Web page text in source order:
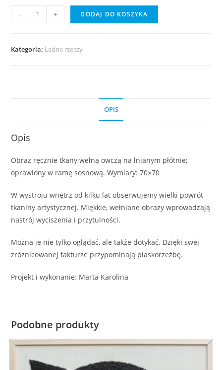
- + DODAJ DO KOSZYKA
Kategoria:Ładne rzeczy
OPIS
Opis
Obraz ręcznie tkany wełną owczą na lnianym płótnie;
oprawiony w ramę sosnową. Wymiary: 70×70
W wystroju wnętrz od kilku lat obserwujemy wielki powrót
tkaniny artystycznej. Miękkie, wełniane obrazy wprowadzają
nastrój wyciszenia i przytulności.
Można je nie tylko oglądać, ale także dotykać. Dzięki swej
zróżnicowanej fakturze przypominają płaskorzeźbę.
Projekt i wykonanie: Marta Karolina
Podobne produkty